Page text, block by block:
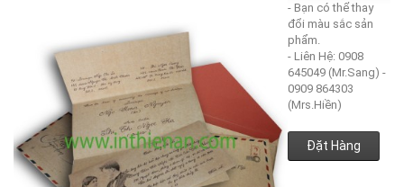
- Bạn có thể thay
đổi màu sắc sản
phẩm.
- Liên Hệ: 0908
645049 (Mr.Sang) -
0909 864303
(Mrs.Hiền)
Đặt Hàng